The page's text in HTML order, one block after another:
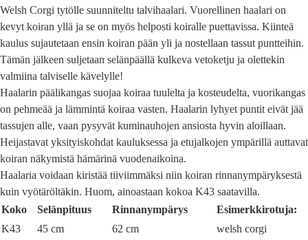
Welsh Corgi tytölle suunniteltu talvihaalari. Vuorellinen haalari on
kevyt koiran yllä ja se on myös helposti koiralle puettavissa. Kiinteä
kaulus sujautetaan ensin koiran pään yli ja nostellaan tassut puntteihin.
Tämän jälkeen suljetaan selänpäällä kulkeva vetoketju ja olettekin
valmiina talviselle kävelylle!
Haalarin päälikangas suojaa koiraa tuulelta ja kosteudelta, vuorikangas
on pehmeää ja lämmintä koiraa vasten. Haalarin lyhyet puntit eivät jää
tassujen alle, vaan pysyvät kuminauhojen ansiosta hyvin aloillaan.
Heijastavat yksityiskohdat kauluksessa ja etujalkojen ympärillä auttavat
koiran näkymistä hämärinä vuodenaikoina.
Haalaria voidaan kiristää tiiviimmäksi niin koiran rinnanympäryksestä
kuin vyötäröltäkin. Huom, ainoastaan kokoa K43 saatavilla.
Koko
Selänpituus Rinnanympärys
Esimerkkirotuja:
K43
45 cm 62 cm
welsh corgi